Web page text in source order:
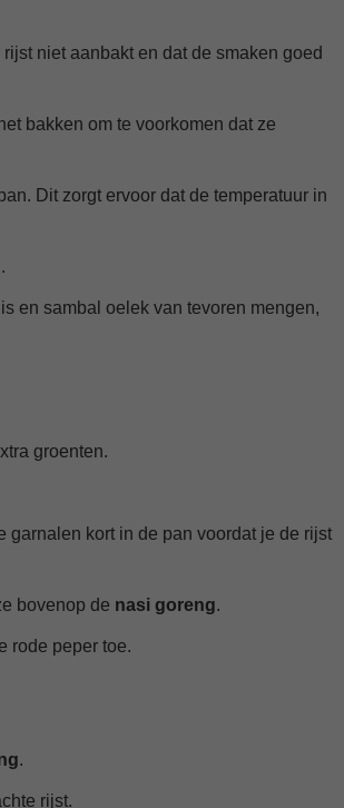
niet aanbakt en dat de smaken goed
bakken om te voorkomen dat ze
Dit zorgt ervoor dat de temperatuur in
en sambal oelek van tevoren mengen,
groenten.
garnalen kort in de pan voordat je de rijst
bovenop de nasi goreng.
rode peper toe.
.
rijst.